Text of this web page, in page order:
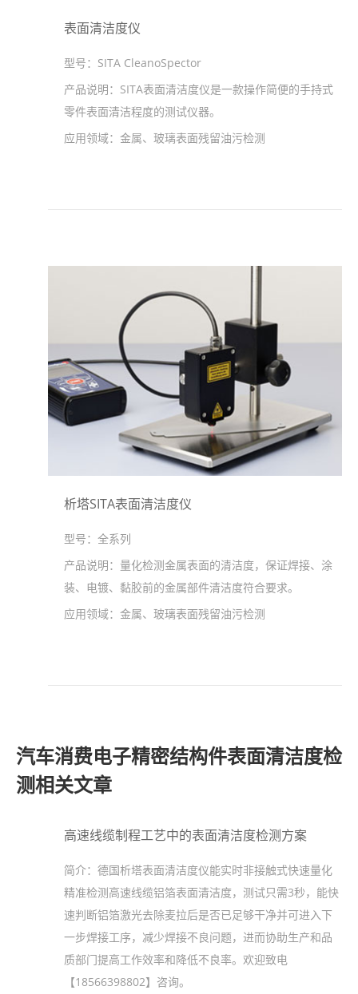
表面清洁度仪
型号： SITA CleanoSpector
产品说明： SITA表面清洁度仪是一款操作简便的手持式
零件表面清洁程度的测试仪器。
应用领域： 金属、玻璃表面残留油污检测
析塔SITA表面清洁度仪
型号： 全系列
产品说明： 量化检测金属表面的清洁度，保证焊接、涂
装、电镀、黏胶前的金属部件清洁度符合要求。
应用领域： 金属、玻璃表面残留油污检测
汽车消费电子精密结构件表面清洁度检
测相关文章
高速线缆制程工艺中的表面清洁度检测方案
简介： 德国析塔表面清洁度仪能实时非接触式快速量化
精准检测高速线缆铝箔表面清洁度，测试只需3秒，能快
速判断铝箔激光去除麦拉后是否已足够干净并可进入下
一步焊接工序，减少焊接不良问题，进而协助生产和品
质部门提高工作效率和降低不良率。欢迎致电
【18566398802】咨询。